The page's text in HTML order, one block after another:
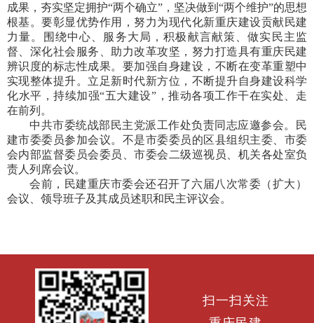
成果，夯实坚定拥护“两个确立”，坚决做到“两个维护”的思想
根基。要彰显优势作用，努力为现代化新重庆建设贡献民建
力量。围绕中心、服务大局，积极献言献策、做实民主监
督、深化社会服务、助力改革攻坚，努力打造具有重庆民建
辨识度的标志性成果。要加强自身建设，不断在变革重塑中
实现整体提升。立足新时代新方位，不断提升自身建设科学
化水平，持续加强“五大建设”，推动各项工作干在实处、走
在前列。
中共市委统战部民主党派工作处负责同志应邀参会。民
建市委委员参加会议。不是市委委员的区县组织主委、市委
会内部监督委员会委员、市委会二级巡视员、机关各处室负
责人列席会议。
会前，民建重庆市委会还召开了六届八次常委（扩大）
会议、领导班子及其成员述职和民主评议会。
扫一扫关注